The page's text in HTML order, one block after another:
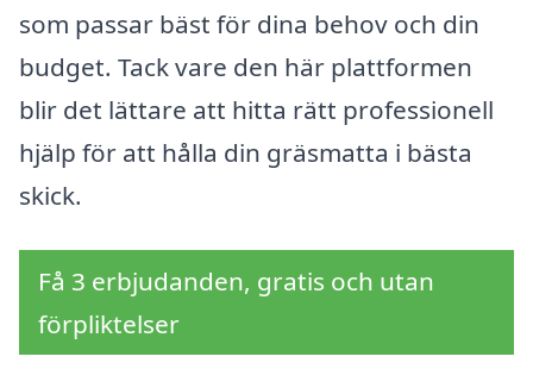
som passar bäst för dina behov och din
budget. Tack vare den här plattformen
blir det lättare att hitta rätt professionell
hjälp för att hålla din gräsmatta i bästa
skick.
Få 3 erbjudanden, gratis och utan
förpliktelser